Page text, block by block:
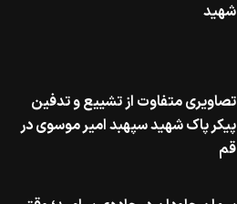
شهید
تصاویری متفاوت از تشییع و تدفین
پیکر پاک شهید سپهبد امیر موسوی در
قم